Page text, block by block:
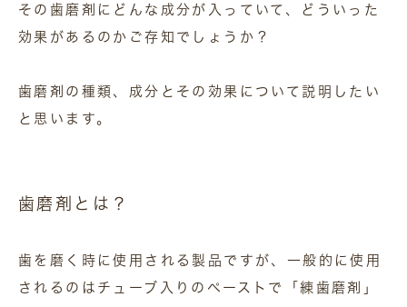
その歯磨剤にどんな成分が入っていて、どういった
効果があるのかご存知でしょうか？
歯磨剤の種類、成分とその効果について説明したい
と思います。
歯磨剤とは？
歯を磨く時に使用される製品ですが、一般的に使用
されるのはチューブ入りのペーストで「練歯磨剤」